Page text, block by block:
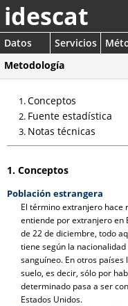
idescat
Datos Servicios
Metodología
Conceptos
Fuente estadística
Notas técnicas
1. Conceptos
Población estrangera
El término extranjero hace
entiende por extranjero en
de 22 de diciembre, todo
tiene según la
sanguíneo. En otros
suelo, es decir, sólo por
determinado pasa a ser
Estados Unidos.